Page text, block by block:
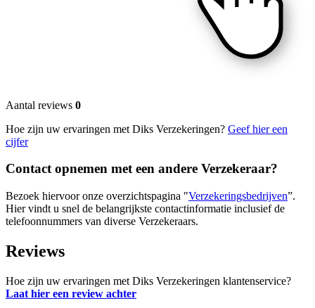
Aantal reviews 0
Hoe zijn uw ervaringen met Diks Verzekeringen? Geef hier een
cijfer
Contact opnemen met een andere Verzekeraar?
Bezoek hiervoor onze overzichtspagina "Verzekeringsbedrijven”.
Hier vindt u snel de belangrijkste contactinformatie inclusief de
telefoonnummers van diverse Verzekeraars.
Reviews
Hoe zijn uw ervaringen met Diks Verzekeringen klantenservice?
Laat hier een review achter